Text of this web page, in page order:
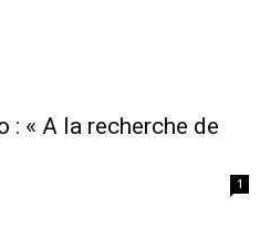
: « A la recherche de
1